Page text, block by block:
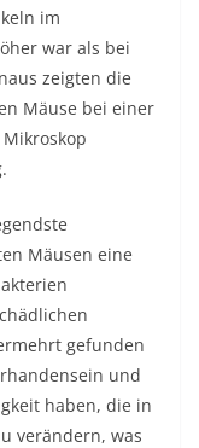
im
war als bei
zeigten die
Mäuse bei einer
Mäusen eine
gefunden
und
haben, die in
verändern, was